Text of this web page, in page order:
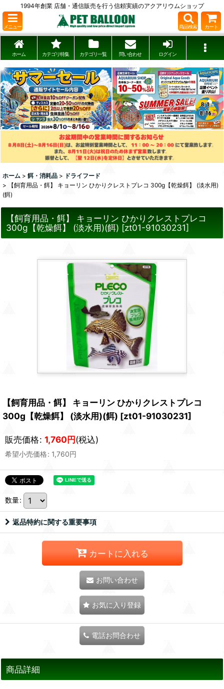
1994年創業 店舗・通信販売を行う信頼実績のアクアリウムショップ
メニュー 商品検索 カート
ホーム カテゴリ特集 カテゴリ一覧 問い合わせ ログイン
ホーム > 餌・消耗品 > ドライフード
>
【飼育用品・餌】 キョーリン ひかりクレストプレコ 300g【乾燥餌】 (淡水用)
(餌)
【飼育用品・餌】 キョーリン ひかりクレストプレコ
300g【乾燥餌】 (淡水用)(餌) [zt01-91030231]
【飼育用品・餌】 キョーリン ひかりクレストプレコ
300g【乾燥餌】 (淡水用)(餌) [zt01-91030231]
販売価格: 1,760円(税込)
希望小売価格: 1,760円
数量:
返品特約に関する重要事項
カートに入れる
お問い合わせ
お気に入り登録
電話お問合わせ
商品詳細